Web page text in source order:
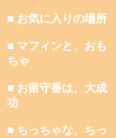
■ お気に入りの場所
■ マフィンと、おも
ちゃ
■ お留守番は、大成
功
■ ちっちゃな、ちっ